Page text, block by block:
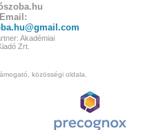
Email:
Akadémiai
Zrt.
közösségi oldala.